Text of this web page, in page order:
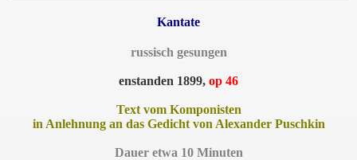
Kantate
russisch gesungen
enstanden 1899, op 46
Text vom Komponisten
in Anlehnung an das Gedicht von Alexander Puschkin
Dauer etwa 10 Minuten